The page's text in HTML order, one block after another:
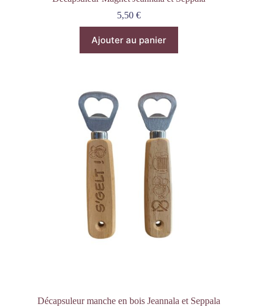
5,50€
Ajouter au panier
Décapsuleur manche en bois Jeannala et Seppala